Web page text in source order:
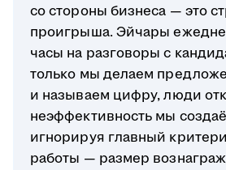
со стороны бизнеса — это
проигрыша. Эйчары
часы на разговоры с
только мы делаем
и называем цифру, люди
неэффективность мы
игнорируя главный
работы — размер